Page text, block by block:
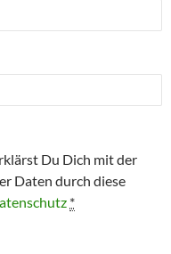
Du Dich mit der
Daten durch diese
*